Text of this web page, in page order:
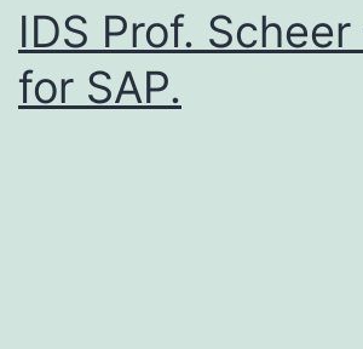
IDS Prof. Scheer
for SAP.